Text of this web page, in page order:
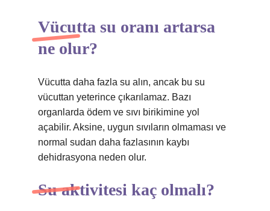
Vücutta su oranı artarsa
ne olur?
Vücutta daha fazla su alın, ancak bu su
vücuttan yeterince çıkarılamaz. Bazı
organlarda ödem ve sıvı birikimine yol
açabilir. Aksine, uygun sıvıların olmaması ve
normal sudan daha fazlasının kaybı
dehidrasyona neden olur.
Su aktivitesi kaç olmalı?